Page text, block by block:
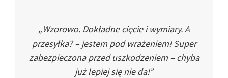
„Wzorowo. Dokładne cięcie i wymiary. A
przesyłka? – jestem pod wrażeniem! Super
zabezpieczona przed uszkodzeniem – chyba
już lepiej się nie da!”